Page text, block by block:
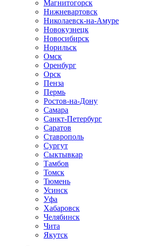
Магнитогорск
Нижневартовск
Николаевск-на-Амуре
Новокузнецк
Новосибирск
Норильск
Омск
Оренбург
Орск
Пенза
Пермь
Ростов-на-Дону
Самара
Санкт-Петербург
Саратов
Ставрополь
Сургут
Сыктывкар
Тамбов
Томск
Тюмень
Усинск
Уфа
Хабаровск
Челябинск
Чита
Якутск